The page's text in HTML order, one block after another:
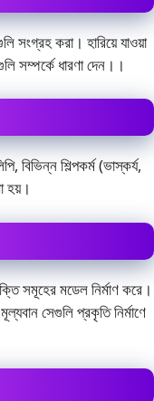
সংগ্রহ করা। হারিয়ে যাওয়া
সম্পর্কে ধারণা দেন।।
বিভিন্ন শিল্পকর্ম (ভাস্কর্য,
হয়।
সমূহের মডেল নির্মাণ করে।
সেগুলি প্রকৃতি নির্মাণে